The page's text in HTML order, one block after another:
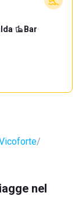
· Bar·
nel